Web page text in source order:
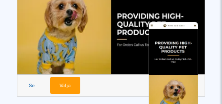
Se Välja